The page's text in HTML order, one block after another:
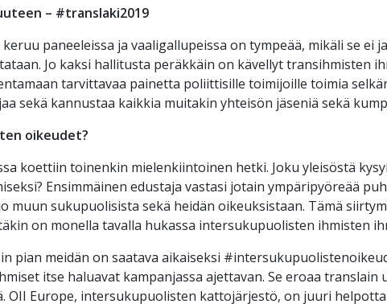
– #translaki2019
paneeleissa ja vaaligallupeissa on tympeää, mikäli se
Jo kaksi hallitusta peräkkäin on kävellyt transihmisten
tarvittavaa painetta poliittisille toimijoille toimia
sekä kannustaa kaikkia muitakin yhteisön jäseniä sekä
oikeudet?
koettiin toinenkin mielenkiintoinen hetki. Joku yleisöstä
Ensimmäinen edustaja vastasi jotain ympäripyöreää
muun sukupuolisista sekä heidän oikeuksistaan. Tämä
on monella tavalla hukassa intersukupuolisten ihmisten
pian meidän on saatava aikaiseksi
itse haluavat kampanjassa ajettavan. Se eroaa
OII Europe, intersukupuolisten kattojärjestö, on juuri